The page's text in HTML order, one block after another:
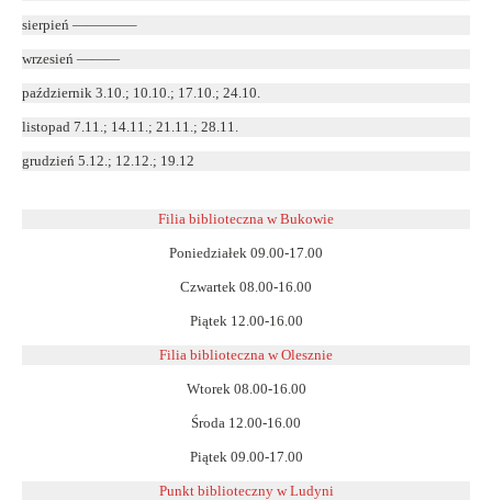
sierpień ————–
wrzesień ———
październik 3.10.; 10.10.; 17.10.; 24.10.
listopad 7.11.; 14.11.; 21.11.; 28.11.
grudzień 5.12.; 12.12.; 19.12
Filia biblioteczna w Bukowie
Poniedziałek 09.00-17.00
Czwartek 08.00-16.00
Piątek 12.00-16.00
Filia biblioteczna w Olesznie
Wtorek 08.00-16.00
Środa 12.00-16.00
Piątek 09.00-17.00
Punkt biblioteczny w Ludyni